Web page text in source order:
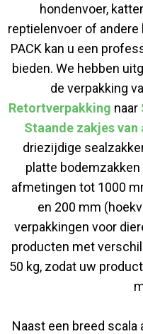
hondenvoer,
reptielenvoer of andere
PACK kan u een
bieden. We hebben
de verpakking
Retortverpakking naar
Staande zakjes
driezijdige
platte
afmetingen tot 1000
en 200 mm
verpakkingen voor
producten met
50 kg, zodat uw
Naast een breed